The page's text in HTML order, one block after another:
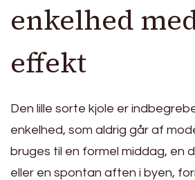
enkelhed
effekt
Den lille sorte kjole er
enkelhed, som aldrig går af
bruges til en formel middag, en
eller en spontan aften i byen,